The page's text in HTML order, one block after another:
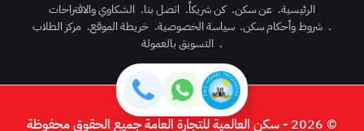
الرئيسية. عن سكن. كن شريكاً. اتصل بنا. الشكاوي والاقتراحات
. شروط وأحكام سكن. سياسة الخصوصية. خريطة الموقع. مركز الطلاب
. التسويق بالعمولة
© 2026 - سكن العالمية للتجارة العامة جميع الحقوق محفوظة